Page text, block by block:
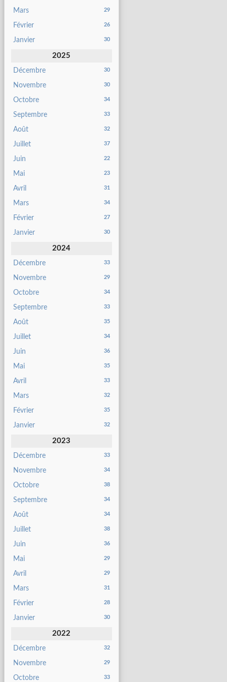
Mars 29
Février 26
Janvier 30
2025
Décembre 30
Novembre 30
Octobre 34
Septembre 33
Août 32
Juillet 37
Juin 22
Mai 23
Avril 31
Mars 34
Février 27
Janvier 30
2024
Décembre 33
Novembre 29
Octobre 34
Septembre 33
Août 35
Juillet 34
Juin 36
Mai 35
Avril 33
Mars 32
Février 35
Janvier 32
2023
Décembre 33
Novembre 34
Octobre 38
Septembre 34
Août 34
Juillet 38
Juin 36
Mai 29
Avril 29
Mars 31
Février 28
Janvier 30
2022
Décembre 32
Novembre 29
Octobre 33